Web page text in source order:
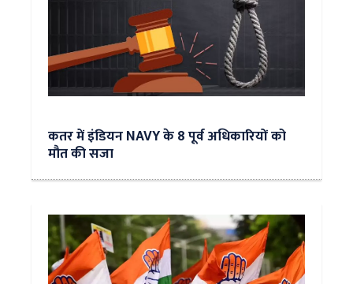
कतर में इंडियन NAVY के 8 पूर्व अधिकारियों को
मौत की सजा